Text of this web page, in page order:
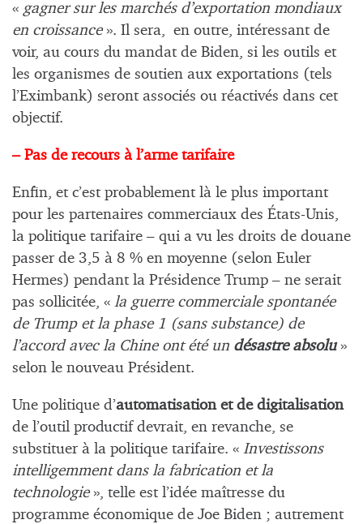
« gagner sur les marchés d’exportation mondiaux
en croissance ». Il sera, en outre, intéressant de
voir, au cours du mandat de Biden, si les outils et
les organismes de soutien aux exportations (tels
l’Eximbank) seront associés ou réactivés dans cet
objectif.
– Pas de recours à l’arme tarifaire
Enfin, et c’est probablement là le plus important
pour les partenaires commerciaux des États-Unis,
la politique tarifaire – qui a vu les droits de douane
passer de 3,5 à 8 % en moyenne (selon Euler
Hermes) pendant la Présidence Trump – ne serait
pas sollicitée, « la guerre commerciale spontanée
de Trump et la phase 1 (sans substance) de
l’accord avec la Chine ont été un désastre absolu»
selon le nouveau Président.
Une politique d’automatisation et de digitalisation
de l’outil productif devrait, en revanche, se
substituer à la politique tarifaire. « Investissons
intelligemment dans la fabrication et la
technologie», telle est l’idée maîtresse du
programme économique de Joe Biden ; autrement